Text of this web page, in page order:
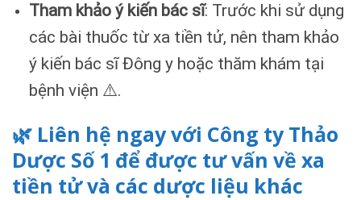
Tham khảo ý kiến bác sĩ: Trước khi sử dụng
các bài thuốc từ xa tiền tử, nên tham khảo
ý kiến bác sĩ Đông y hoặc thăm khám tại
bệnh viện ⚠️.
🌿 Liên hệ ngay với Công ty Thảo
Dược Số 1 để được tư vấn về xa
tiền tử và các dược liệu khác